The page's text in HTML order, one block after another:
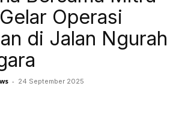
Operasi
di Jalan Ngurah
- 24 September 2025